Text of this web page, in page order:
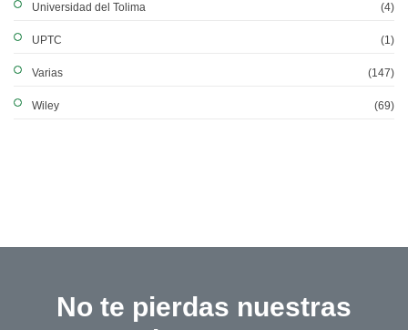
Universidad del Tolima (4)
UPTC (1)
Varias (147)
Wiley (69)
No te pierdas nuestras